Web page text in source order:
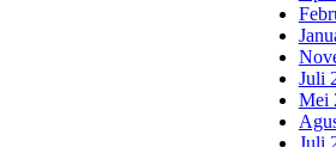
Juli
Mei